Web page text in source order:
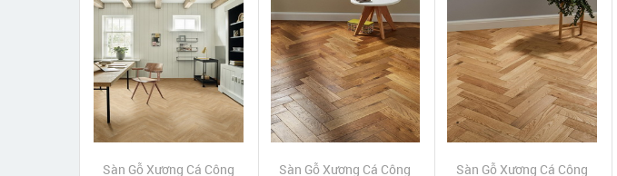
Sàn Gỗ Xương Cá Công
Sàn Gỗ Xương Cá Công
Sàn Gỗ Xương Cá Công